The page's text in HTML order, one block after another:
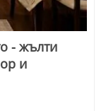
- жълти
и